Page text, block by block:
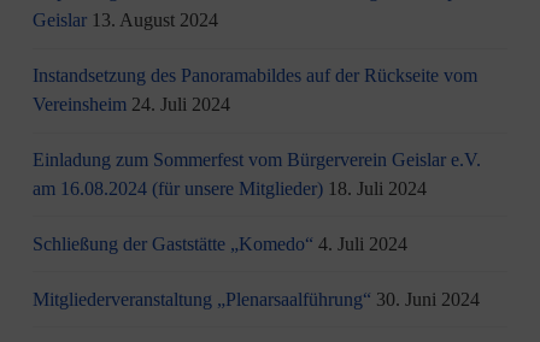
Geislar 13. August 2024
Instandsetzung des Panoramabildes auf der Rückseite vom
Vereinsheim 24. Juli 2024
Einladung zum Sommerfest vom Bürgerverein Geislar e.V.
am 16.08.2024 (für unsere Mitglieder) 18. Juli 2024
Schließung der Gaststätte „Komedo“ 4. Juli 2024
Mitgliederveranstaltung „Plenarsaalführung“ 30. Juni 2024